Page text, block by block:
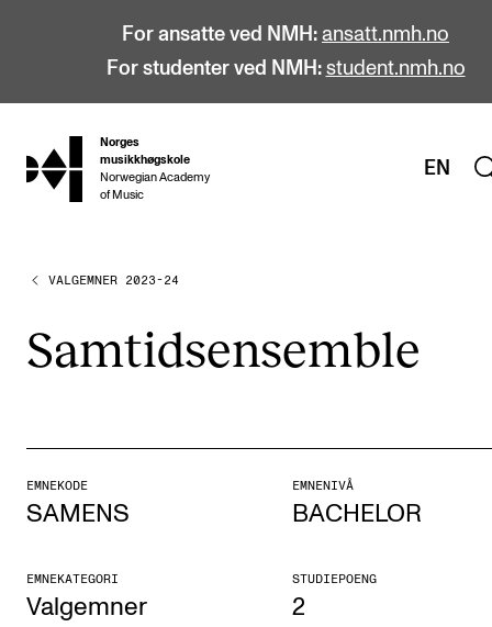
For ansatte ved NMH: ansatt.nmh.no
For studenter ved NMH: student.nmh.no
hjem
Norges
musikkhøgskole
Norwegian Academy
of Music
EN
STUDIER
Bachelor
Doktorgrad
Årsstudium og videreutdanning
Etterutdanning og kurs
VALGEMNER 2023-24
Sam­tid­s­en­sem­ble
EMNEKODE
SAMENS
EMNENIVÅ
BACHELOR
EMNEKATEGORI
Valgemner
STUDIEPOENG
2